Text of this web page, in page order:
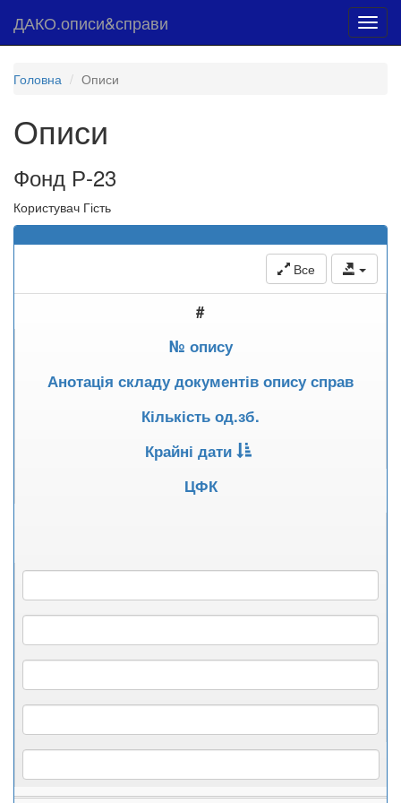
ДАКО.описи&справи
Головна Описи
Описи
Фонд Р-23
Користувач Гість
Все
#
№ опису
Анотація складу документів опису справ
Кількість од.зб.
Крайні дати
ЦФК